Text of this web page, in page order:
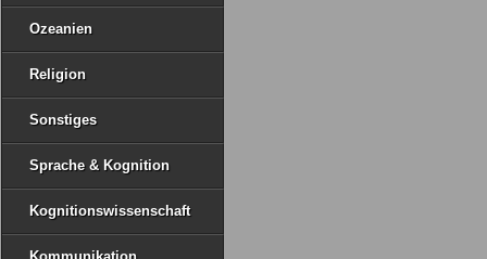
Ozeanien
Religion
Sonstiges
Sprache & Kognition
Kognitionswissenschaft